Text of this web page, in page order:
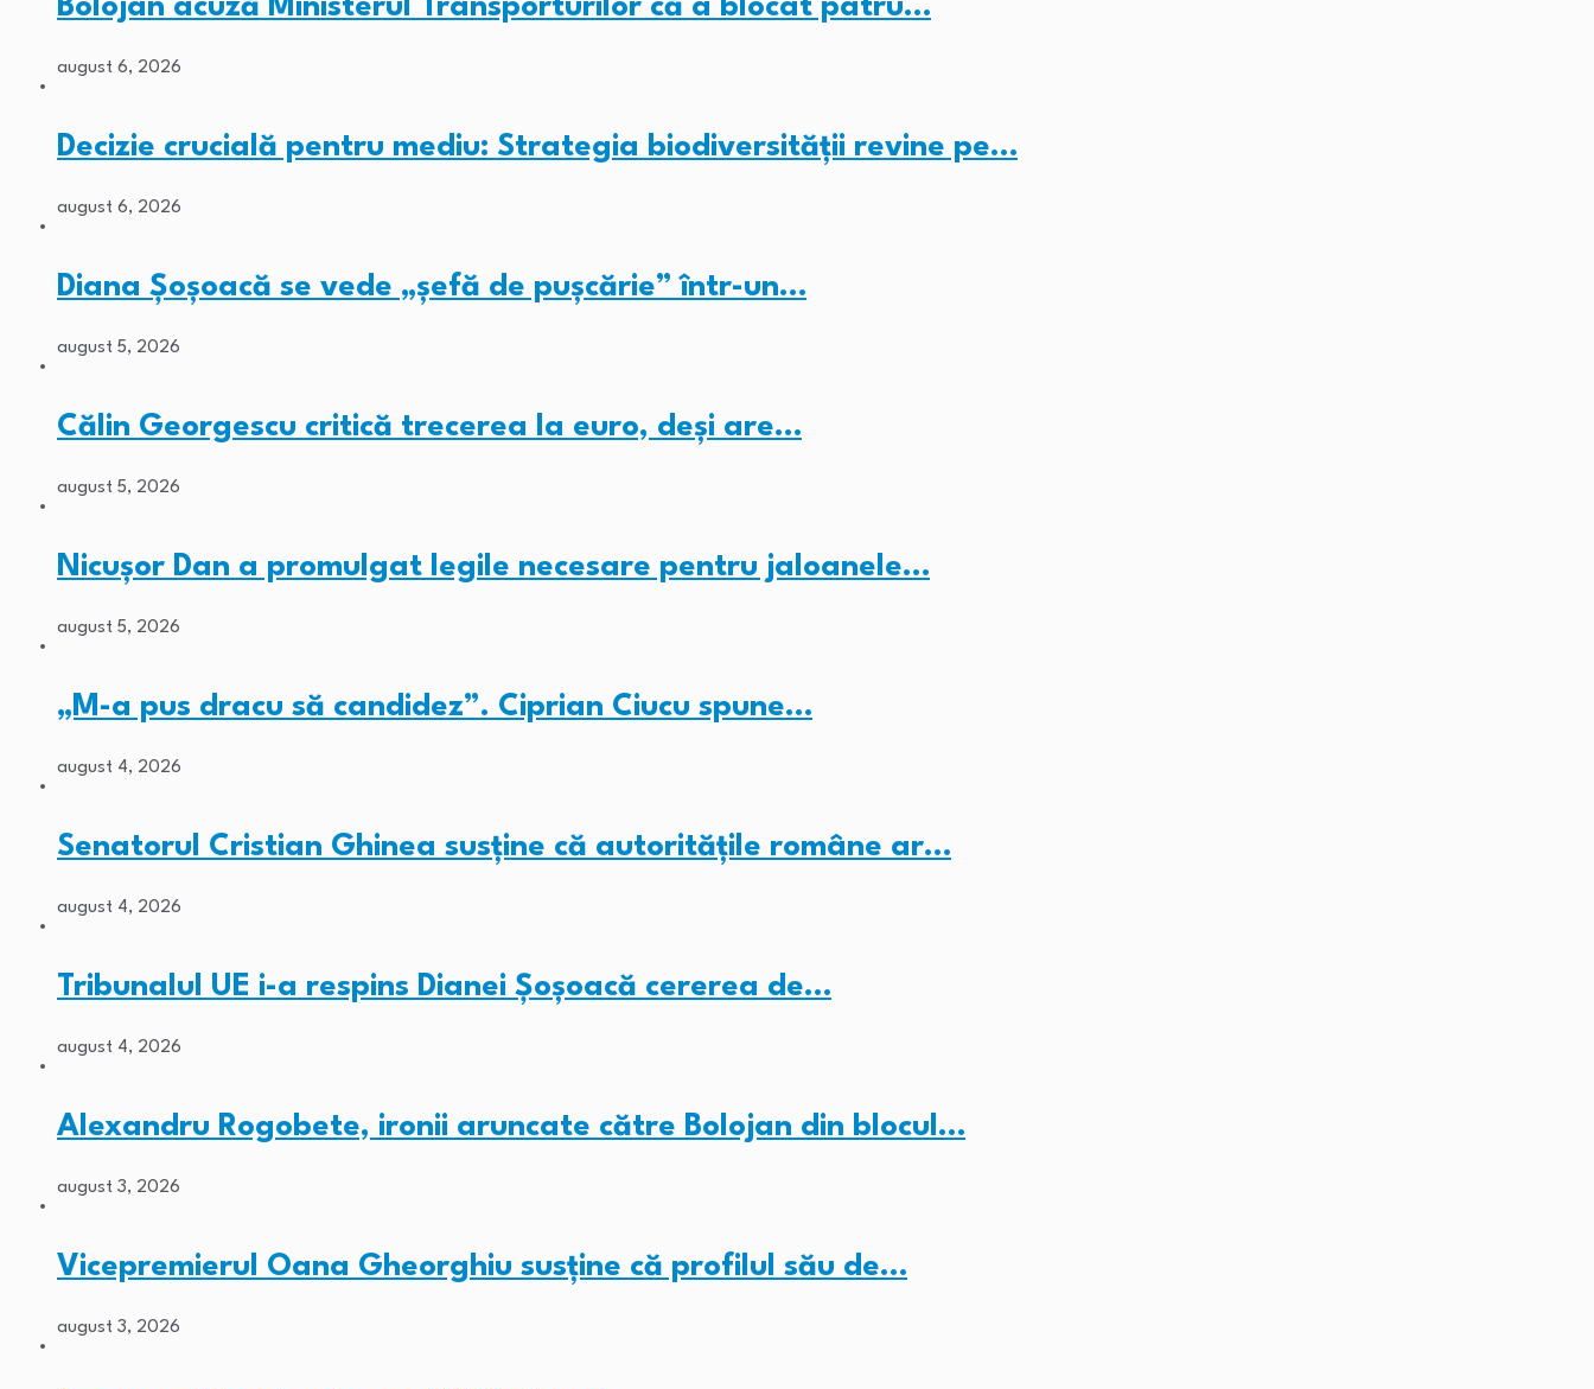
Bolojan acuză Ministerul Transporturilor că a blocat patru…
august 6, 2026
Decizie crucială pentru mediu: Strategia biodiversității revine pe…
august 6, 2026
Diana Șoșoacă se vede „șefă de pușcărie” într-un…
august 5, 2026
Călin Georgescu critică trecerea la euro, deși are…
august 5, 2026
Nicușor Dan a promulgat legile necesare pentru jaloanele…
august 5, 2026
„M-a pus dracu să candidez”. Ciprian Ciucu spune…
august 4, 2026
Senatorul Cristian Ghinea susține că autoritățile române ar…
august 4, 2026
Tribunalul UE i-a respins Dianei Șoșoacă cererea de…
august 4, 2026
Alexandru Rogobete, ironii aruncate către Bolojan din blocul…
august 3, 2026
Vicepremierul Oana Gheorghiu susține că profilul său de…
august 3, 2026